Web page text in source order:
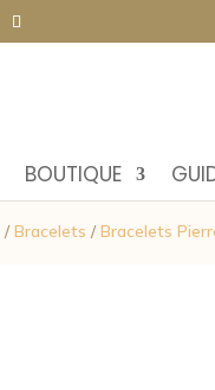
BOUTIQUE
/Bracelets /Bracelets